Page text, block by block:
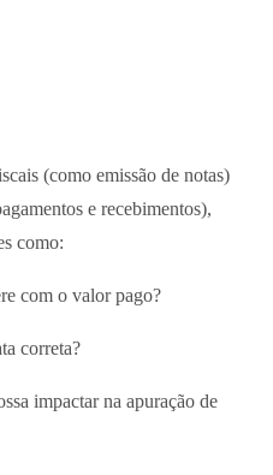
(como emissão de notas)
e recebimentos),
como:
com o valor pago?
correta?
impactar na apuração de